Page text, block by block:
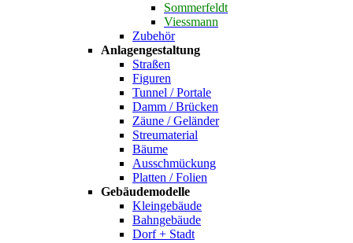
Sommerfeldt
Viessmann
Zubehör
Anlagengestaltung
Straßen
Figuren
Tunnel / Portale
Damm / Brücken
Zäune / Geländer
Streumaterial
Bäume
Ausschmückung
Platten / Folien
Gebäudemodelle
Kleingebäude
Bahngebäude
Dorf + Stadt